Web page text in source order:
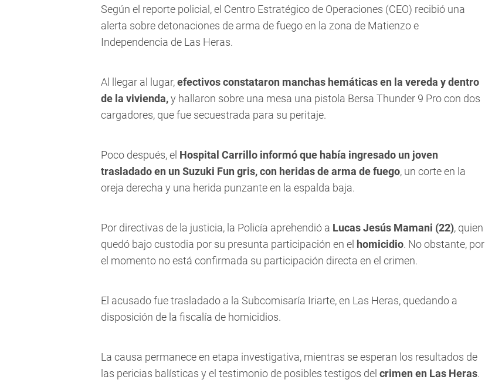
Según el reporte policial, el Centro Estratégico de Operaciones (CEO) recibió una
alerta sobre detonaciones de arma de fuego en la zona de Matienzo e
Independencia de Las Heras.
Al llegar al lugar,efectivos constataron manchas hemáticas en la vereda y dentro
de la vivienda,y hallaron sobre una mesa una pistola Bersa Thunder 9 Pro con dos
cargadores, que fue secuestrada para su peritaje.
Poco después, el Hospital Carrillo informó que había ingresado un joven
trasladado en un Suzuki Fun gris, con heridas de arma de fuego, un corte en la
oreja derecha y una herida punzante en la espalda baja.
Por directivas de la justicia, la Policía aprehendió a Lucas Jesús Mamani (22), quien
quedó bajo custodia por su presunta participación en el homicidio. No obstante, por
el momento no está confirmada su participación directa en el crimen.
El acusado fue trasladado a la Subcomisaría Iriarte, en Las Heras, quedando a
disposición de la fiscalía de homicidios.
La causa permanece en etapa investigativa, mientras se esperan los resultados de
las pericias balísticas y el testimonio de posibles testigos del crimen en Las Heras.